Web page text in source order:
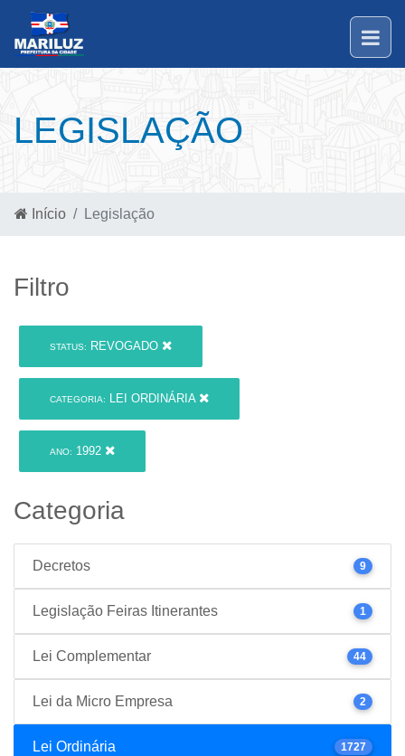
LEGISLAÇÃO
Início Legislação
Filtro
STATUS: REVOGADO
CATEGORIA: LEI ORDINÁRIA
ANO: 1992
Categoria
Decretos 9
Legislação Feiras Itinerantes 1
Lei Complementar 44
Lei da Micro Empresa 2
Lei Ordinária 1727